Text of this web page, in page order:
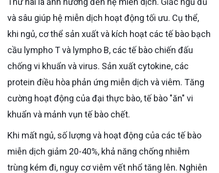
và sâu giúp hệ miễn dịch hoạt động tối ưu. Cụ thể,
khi ngủ, cơ thể sản xuất và kích hoạt các tế bào bạch
cầu lympho T và lympho B, các tế bào chiến đấu
chống vi khuẩn và virus. Sản xuất cytokine, các
protein điều hòa phản ứng miễn dịch và viêm. Tăng
cường hoạt động của đại thực bào, tế bào "ăn" vi
khuẩn và mảnh vụn tế bào chết.
Khi mất ngủ, số lượng và hoạt động của các tế bào
miễn dịch giảm 20-40%, khả năng chống nhiễm
trùng kém đi, nguy cơ viêm vết nhổ tăng lên. Nghiên